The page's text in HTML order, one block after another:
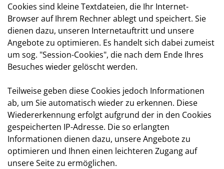
Cookies sind kleine Textdateien, die Ihr Internet-
Browser auf Ihrem Rechner ablegt und speichert. Sie
dienen dazu, unseren Internetauftritt und unsere
Angebote zu optimieren. Es handelt sich dabei zumeist
um sog. "Session-Cookies", die nach dem Ende Ihres
Besuches wieder gelöscht werden.
Teilweise geben diese Cookies jedoch Informationen
ab, um Sie automatisch wieder zu erkennen. Diese
Wiedererkennung erfolgt aufgrund der in den Cookies
gespeicherten IP-Adresse. Die so erlangten
Informationen dienen dazu, unsere Angebote zu
optimieren und Ihnen einen leichteren Zugang auf
unsere Seite zu ermöglichen.